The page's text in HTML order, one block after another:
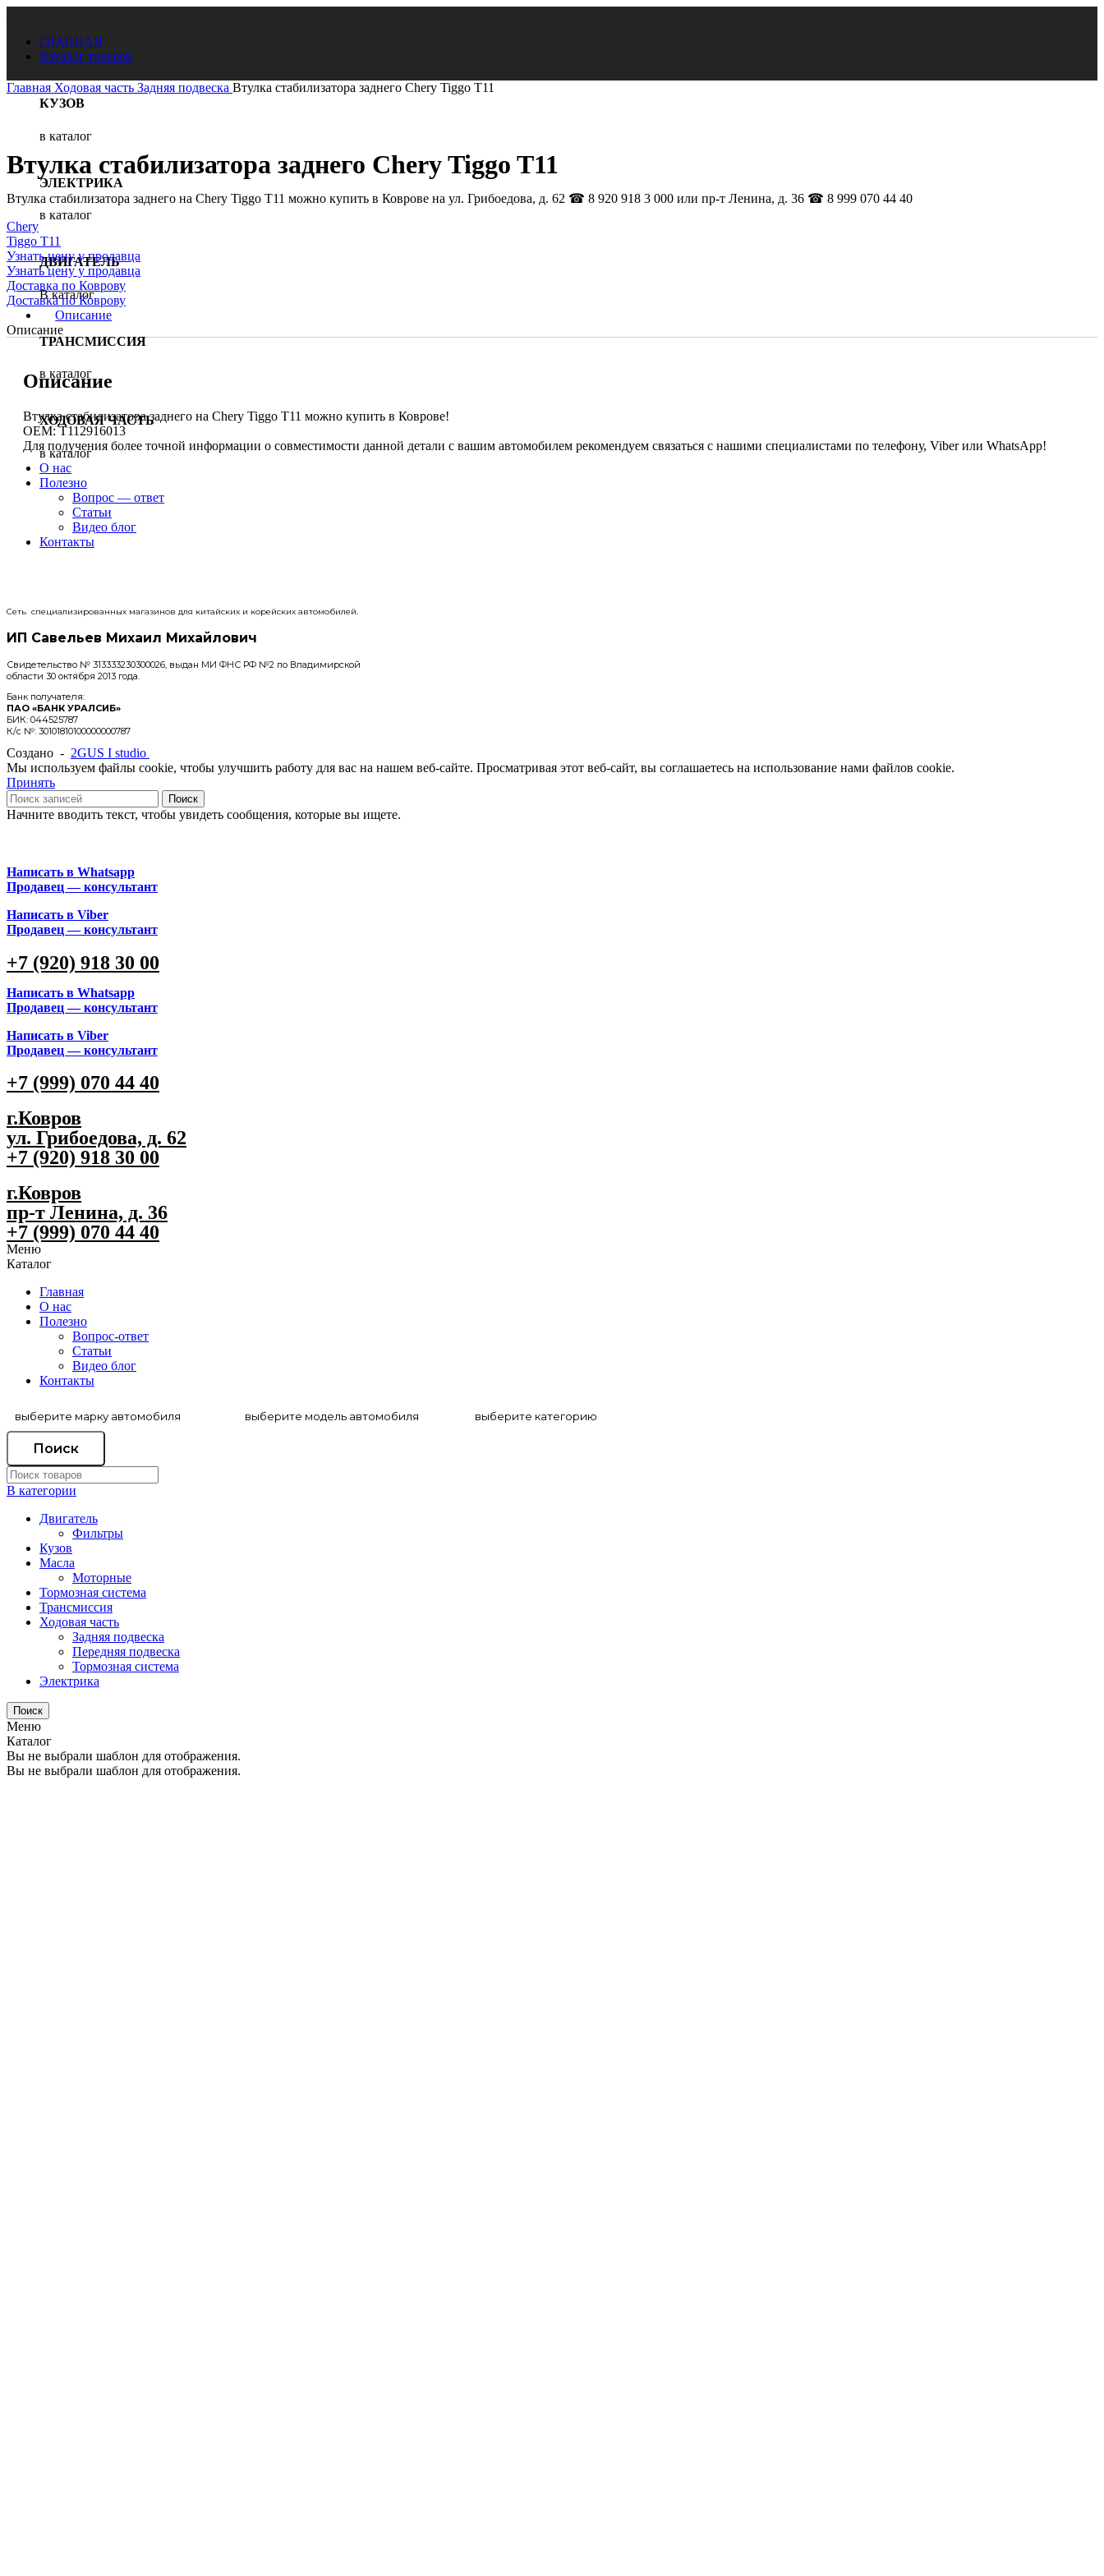
ГЛАВНАЯ
Каталог товаров
КУЗОВ
в каталог
ЭЛЕКТРИКА
в каталог
ДВИГАТЕЛЬ
В каталог
ТРАНСМИССИЯ
в каталог
ХОДОВАЯ ЧАСТЬ
в каталог
О нас
Полезно
Вопрос — ответ
Статьи
Видео блог
Контакты
Главная Ходовая часть Задняя подвеска Втулка стабилизатора заднего Chery Tiggo T11
Нажмите, чтобы увеличить
Втулка стабилизатора заднего Chery Tiggo T11
Втулка стабилизатора заднего на Chery Tiggo T11 можно купить в Коврове на ул. Грибоедова, д. 62 ☎ 8 920 918 3 000 или пр-т Ленина, д. 36 ☎ 8 999 070 44 40
Chery
Tiggo T11
Узнать цену у продавца
Узнать цену у продавца
Доставка по Коврову
Доставка по Коврову
Описание
Описание
Описание
Втулка стабилизатора заднего на Chery Tiggo T11 можно купить в Коврове!
OEM: T112916013
Для получения более точной информации о совместимости данной детали с вашим автомобилем рекомендуем связаться с нашими специалистами по телефону, Viber или WhatsApp!
Сеть специализированных магазинов для китайских и корейских автомобилей.
ИП Савельев Михаил Михайлович
Свидетельство № 313333230300026, выдан МИ ФНС РФ №2 по Владимирской
области 30 октября 2013 года.
Банк получателя:
ПАО «БАНК УРАЛСИБ»
БИК: 044525787
К/с №: 30101810100000000787
Создано - 2GUS I studio
Мы используем файлы cookie, чтобы улучшить работу для вас на нашем веб-сайте. Просматривая этот веб-сайт, вы соглашаетесь на использование нами файлов cookie.
Принять
Поиск
Начните вводить текст, чтобы увидеть сообщения, которые вы ищете.
Написать в Whatsapp
Продавец — консультант
Написать в Viber
Продавец — консультант
+7 (920) 918 30 00
Написать в Whatsapp
Продавец — консультант
Написать в Viber
Продавец — консультант
+7 (999) 070 44 40
г.Ковров
ул. Грибоедова, д. 62
+7 (920) 918 30 00
г.Ковров
пр-т Ленина, д. 36
+7 (999) 070 44 40
Меню
Каталог
Главная
О нас
Полезно
Вопрос-ответ
Статьи
Видео блог
Контакты
Поиск
В категории
Двигатель
Фильтры
Кузов
Масла
Моторные
Тормозная система
Трансмиссия
Ходовая часть
Задняя подвеска
Передняя подвеска
Тормозная система
Электрика
Поиск
Меню
Каталог
Вы не выбрали шаблон для отображения.
Вы не выбрали шаблон для отображения.